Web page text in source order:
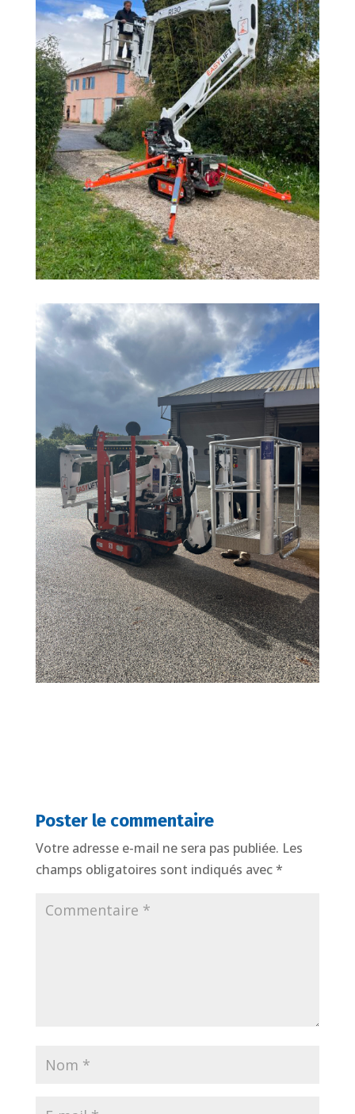
Poster le commentaire
Votre adresse e-mail ne sera pas publiée. Les
champs obligatoires sont indiqués avec*